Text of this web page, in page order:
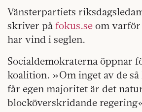
Vänsterpartiets
skriver på fokus.se om
har vind i seglen.
Socialdemokraterna öppnar
koalition. »Om inget av de
får egen majoritet är det
blocköverskridande